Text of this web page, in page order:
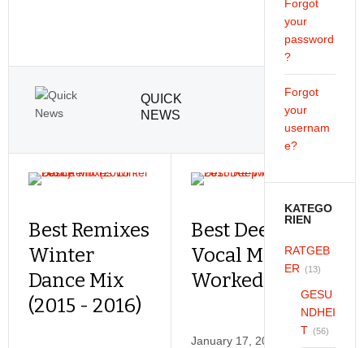
QUICK
NEWS
Best Remixes
Winter
Dance Mix
(2015 - 2016)
Best Deep House
Vocal Mix 2015 Re-
Worked! #7
January 17, 2016
Forgot
your
password
?
Forgot
your
usernam
e?
KATEGO
RIEN
RATGEB
ER (13)
GESU
NDHEI
T (56)